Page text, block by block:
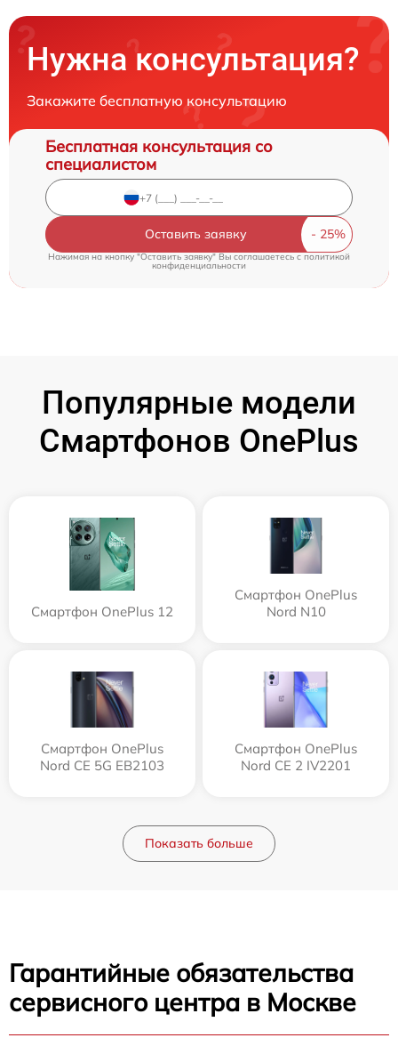
Нужна консультация?
Закажите бесплатную консультацию
Бесплатная консультация со
специалистом
Оставить заявку
Нажимая на кнопку "Оставить заявку" Вы соглашаетесь cполитикой
конфиденциальности
Популярные модели
Смартфонов OnePlus
Смартфон OnePlus 12
Смартфон OnePlus
Nord N10
Смартфон OnePlus
Nord CE 5G EB2103
Смартфон OnePlus
Nord CE 2 IV2201
Показать больше
Гарантийные обязательства
сервисного центра в Москве